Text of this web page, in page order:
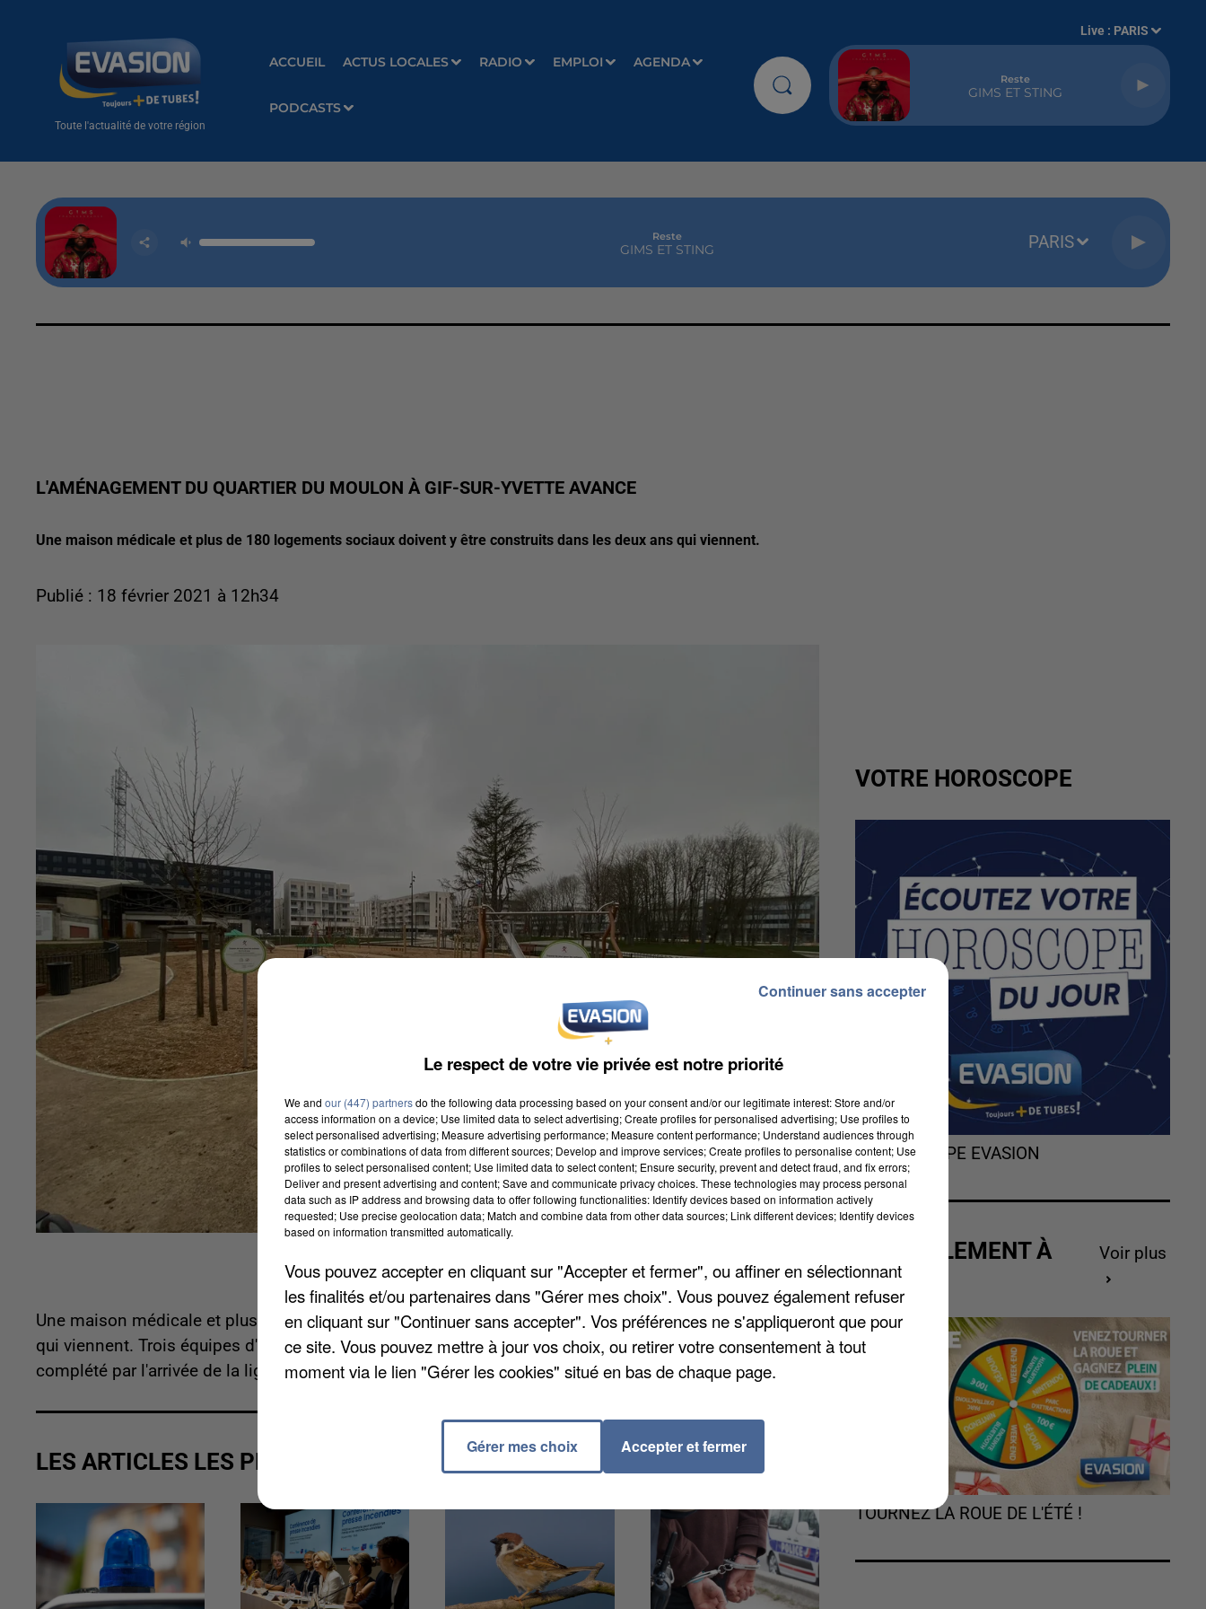
Toute l'actualité de votre région
ACCUEIL ACTUS LOCALES RADIO EMPLOI AGENDA
PODCASTS
Live : PARIS
Reste
GIMS ET STING
Reste
GIMS ET STING PARIS
L'AMÉNAGEMENT DU QUARTIER DU MOULON À GIF-SUR-YVETTE AVANCE
Une maison médicale et plus de 180 logements sociaux doivent y être construits dans les deux ans qui viennent.
Publié : 18 février 2021 à 12h34
Une maison médicale et plus de 180 logements sociaux doivent y être construits dans les deux ans
qui viennent. Trois équipes d'architectes viennent d'être choisies. Le développement du secteur sera
complété par l'arrivée de la ligne 18 du Grand Paris Express en 2026.
LES ARTICLES LES PLUS VUS
VOTRE HOROSCOPE
L'HOROSCOPE EVASION
ACTUELLEMENT À
GAGNER
Voir plus
TOURNEZ LA ROUE DE L'ÉTÉ !
Le respect de votre vie privée est notre priorité
We and our (447) partnersdo the following data processing based on your consent and/or our legitimate interest: Store and/or
access information on a device; Use limited data to select advertising; Create profiles for personalised advertising; Use profiles to
select personalised advertising; Measure advertising performance; Measure content performance; Understand audiences through
statistics or combinations of data from different sources; Develop and improve services; Create profiles to personalise content; Use
profiles to select personalised content; Use limited data to select content; Ensure security, prevent and detect fraud, and fix errors;
Deliver and present advertising and content; Save and communicate privacy choices. These technologies may process personal
data such as IP address and browsing data to offer following functionalities: Identify devices based on information actively
requested; Use precise geolocation data; Match and combine data from other data sources; Link different devices; Identify devices
based on information transmitted automatically.
Vous pouvez accepter en cliquant sur "Accepter et fermer", ou affiner en sélectionnant
les finalités et/ou partenaires dans "Gérer mes choix". Vous pouvez également refuser
en cliquant sur "Continuer sans accepter". Vos préférences ne s'appliqueront que pour
ce site. Vous pouvez mettre à jour vos choix, ou retirer votre consentement à tout
moment via le lien "Gérer les cookies" situé en bas de chaque page.
Gérer mes choix Accepter et fermer
Continuer sans accepter